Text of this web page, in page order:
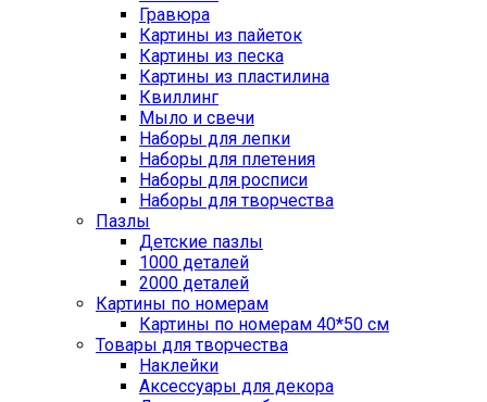
Гравюра
Картины из пайеток
Картины из песка
Картины из пластилина
Квиллинг
Мыло и свечи
Наборы для лепки
Наборы для плетения
Наборы для росписи
Наборы для творчества
Пазлы
Детские пазлы
1000 деталей
2000 деталей
Картины по номерам
Картины по номерам 40*50 см
Товары для творчества
Наклейки
Аксессуары для декора